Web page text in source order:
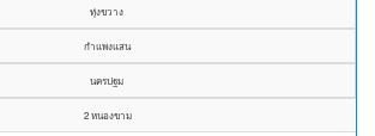
ทุ่งขวาง
กำแพงแสน
นครปฐม
2 หนองขาม